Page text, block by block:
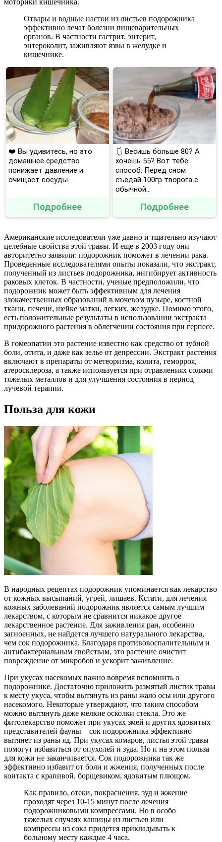
моторики кишечника.
Отвары и водные настои из листьев подорожника
эффективно лечат болезни пищеварительных
органов. В частности гастрит, энтерит,
энтероколит, заживляют язвы в желудке и
кишечнике.
❤️ Вы удивитесь, но это
домашнее средство
понижает давление и
очищает сосуды...
Подробнее
🩱 Весишь больше 80? А
хочешь 55? Вот тебе
способ: Перед сном
съедай 100гр творога с
обычной...
Подробнее
Американские исследователи уже давно и тщательно изучают
целебные свойства этой травы. И еще в 2003 году они
авторитетно заявили: подорожник поможет в лечении рака.
Проведенные исследователями опыты показали, что экстракт,
полученный из листьев подорожника, ингибирует активность
раковых клеток. В частности, ученые предположили, что
подорожник может быть эффективным для лечения
злокачественных образований в мочевом пузыре, костной
ткани, печени, шейке матки, легких, желудке. Помимо этого,
есть положительные результаты в использовании экстракта
придорожного растения в облегчении состояния при герпесе.
В гомеопатии это растение известно как средство от зубной
боли, отита, и даже как зелье от депрессии. Экстракт растения
включают в препараты от метеоризма, колита, геморроя,
атеросклероза, а также используется при отравлениях солями
тяжелых металлов и для улучшения состояния в период
лучевой терапии.
Польза для кожи
В народных рецептах подорожник упоминается как лекарство
от кожных высыпаний, угрей, лишаев. Кстати, для лечения
кожных заболеваний подорожник является самым лучшим
лекарством, с которым не сравнится никакое другое
лекарственное растение. Для заживления ран, особенно
загноенных, не найдется лучшего натурального лекарства,
чем сок подорожника. Благодаря противовоспалительным и
антибактериальным свойствам, это растение очистит
повреждение от микробов и ускорит заживление.
При укусах насекомых важно вовремя вспомнить о
подорожнике. Достаточно приложить размятый листик травы
к месту укуса, чтобы вытянуть из раны жало осы или другого
насекомого. Некоторые утверждают, что таким способом
можно вытянуть даже мелкие осколки стекла. Это же
фитолекарство поможет при укусах змей и других ядовитых
представителей фауны – сок подорожника эффективно
вытянет из раны яд. При укусах комаров, листья этой травы
помогут избавиться от опухолей и зуда. Но и на этом польза
для кожи не заканчивается. Сок подорожника так же
эффективно избавит от боли и жжения, полученных после
контакта с крапивой, борщевиком, ядовитым плющом.
Как правило, отеки, покраснения, зуд и жжение
проходят через 10-15 минут после лечения
подорожниковыми компрессами. Но в особо
тяжелых случаях кашицы из листьев или
компрессы из сока придется прикладывать к
больному месту каждые 4 часа.